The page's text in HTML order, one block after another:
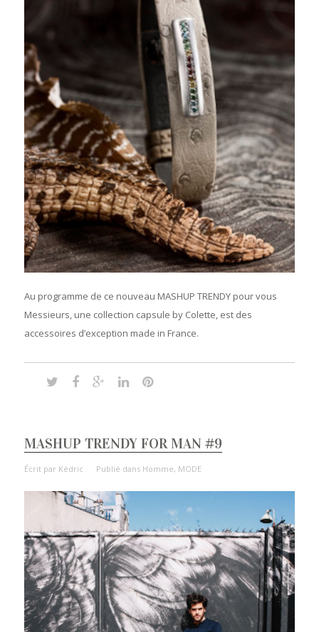
Au programme de ce nouveau MASHUP TRENDY pour vous
Messieurs, une collection capsule by Colette, est des
accessoires d’exception made in France.
MASHUP TRENDY FOR MAN #9
Écrit par Kédric Publié dans Homme, MODE